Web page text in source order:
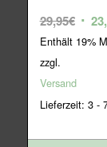
29,95€
Preis
Enthält 19%
zzgl.
Versand
Lieferzeit: 3 -